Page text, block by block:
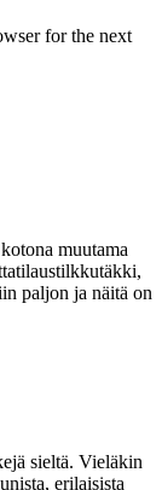
for the next
muutama
paljon ja näitä on
sieltä. Vieläkin
erilaisista